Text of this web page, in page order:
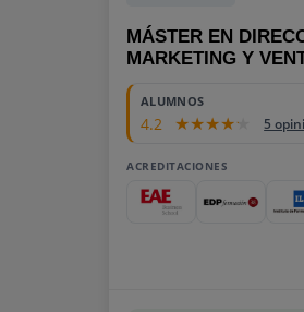
MÁSTER EN
MARKETING Y
ALUMNOS
4.2 5
ACREDITACIONES